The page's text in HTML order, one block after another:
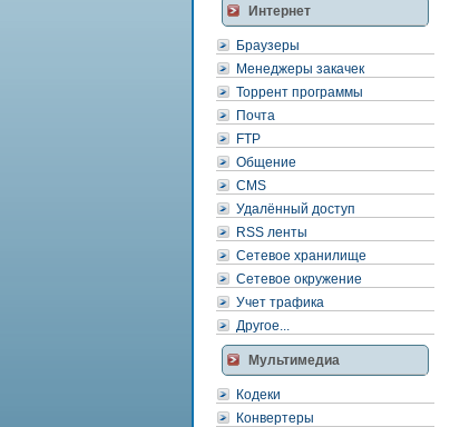
Интернет
Браузеры
Менеджеры закачек
Торрент программы
Почта
FTP
Общение
CMS
Удалённый доступ
RSS ленты
Сетевое хранилище
Сетевое окружение
Учет трафика
Другое...
Мультимедиа
Кодеки
Конвертеры